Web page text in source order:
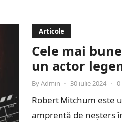
Articole
Cele mai
un actor
ByAdmin • 30 iulie 2024 • 0
Robert Mitchum este
amprentă de neșters